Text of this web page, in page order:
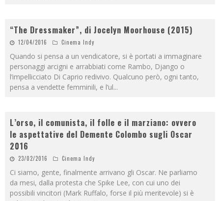
“The Dressmaker”, di Jocelyn Moorhouse (2015)
12/04/2016 Cinema Indy
Quando si pensa a un vendicatore, si è portati a immaginare
personaggi arcigni e arrabbiati come Rambo, Django o
l’impellicciato Di Caprio redivivo. Qualcuno però, ogni tanto,
pensa a vendette femminili, e l’ul...
L’orso, il comunista, il folle e il marziano: ovvero
le aspettative del Demente Colombo sugli Oscar
2016
23/02/2016 Cinema Indy
Ci siamo, gente, finalmente arrivano gli Oscar. Ne parliamo
da mesi, dalla protesta che Spike Lee, con cui uno dei
possibili vincitori (Mark Ruffalo, forse il più meritevole) si è